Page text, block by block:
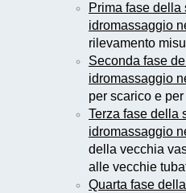
Prima fase
idromassaggio
rilevamento
Seconda fase
idromassaggio
per scarico e
Terza fase della
idromassaggio
della vecchia
alle vecchie
Quarta fase